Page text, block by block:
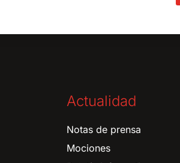
Actualidad
Notas de prensa
Mociones